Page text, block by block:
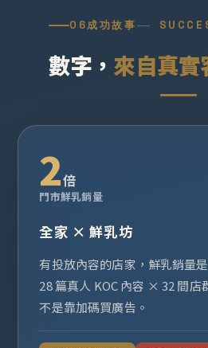
06成功故事
數字， 來自真實
2倍
門市鮮乳銷量
全家 × 鮮乳坊
有投放內容的店家，鮮乳銷量
28 篇真人 KOC 內容 × 32 間店
不是靠加碼買廣告。